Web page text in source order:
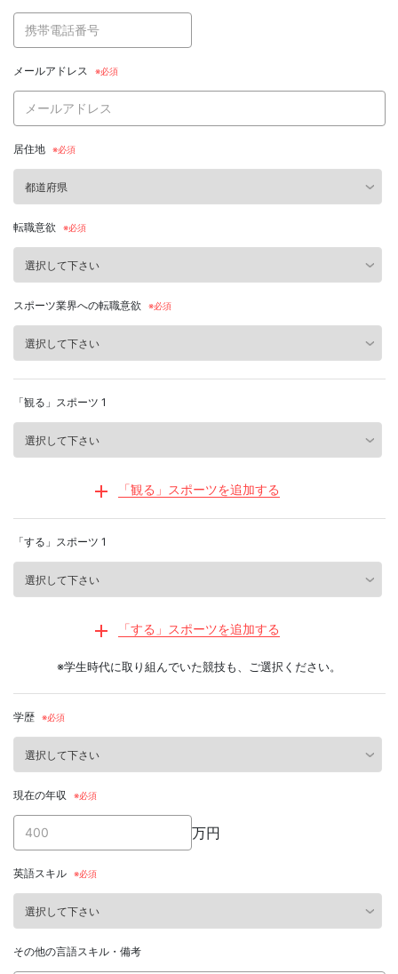
メールアドレス
居住地
転職意欲
スポーツ業界への転職意欲
「観る」スポーツ 1
「観る」スポーツを追加する
「する」スポーツ 1
「する」スポーツを追加する
※学生時代に取り組んでいた競技も、ご選択ください。
学歴
現在の年収
万円
英語スキル
その他の言語スキル・備考